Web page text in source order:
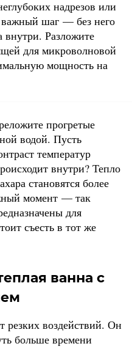
надрезов или
важный шаг — без него
внутри. Разложите
для микроволновой
мощность на
прогретые
водой. Пусть
температур
внутри? Тепло
становятся более
момент — так
для
съесть в тот же
ванна с
резких воздействий. Он
больше времени